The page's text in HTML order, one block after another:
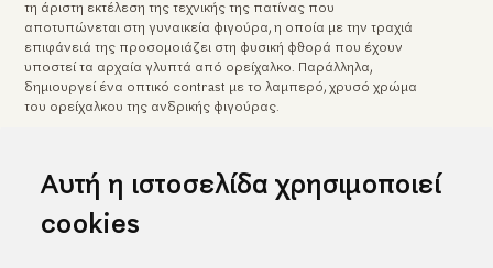
Αυτή η ιστοσελίδα χρησιμοποιεί
cookies
τη άριστη εκτέλεση της τεχνικής της πατίνας που
αποτυπώνεται στη γυναικεία φιγούρα, η οποία με την τραχιά
επιφάνειά της προσομοιάζει στη φυσική φθορά που έχουν
υποστεί τα αρχαία γλυπτά από ορείχαλκο. Παράλληλα,
δημιουργεί ένα οπτικό contrast με το λαμπερό, χρυσό χρώμα
του ορείχαλκου της ανδρικής φιγούρας.
Κωδικός προϊόντος: 02170